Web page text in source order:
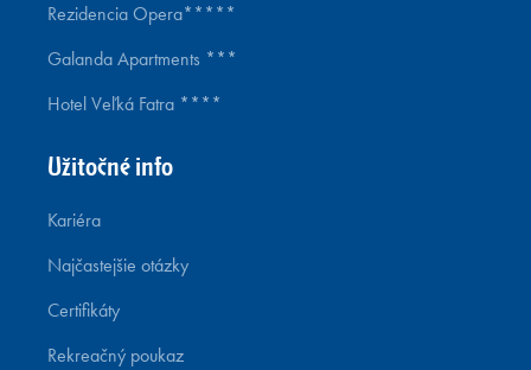
Rezidencia Opera*****
Galanda Apartments ***
Hotel Veľká Fatra ****
Užitočné info
Kariéra
Najčastejšie otázky
Certifikáty
Rekreačný poukaz